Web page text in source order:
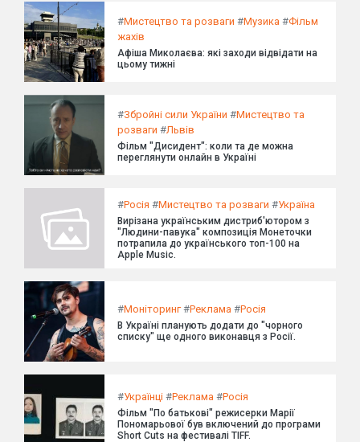
#Мистецтво та розваги #Музика #Фільм
жахів
Афіша Миколаєва: які заходи відвідати на
цьому тижні
#Збройні сили України #Мистецтво та
розваги #Львів
Фільм "Дисидент": коли та де можна
переглянути онлайн в Україні
#Росія #Мистецтво та розваги #Україна
Вирізана українським дистриб'ютором з
"Людини-павука" композиція Монеточки
потрапила до українського топ-100 на
Apple Music.
#Моніторинг#Реклама #Росія
В Україні планують додати до "чорного
списку" ще одного виконавця з Росії.
#Українці #Реклама #Росія
Фільм "По батькові" режисерки Марії
Пономарьової був включений до програми
Short Cuts на фестивалі TIFF.